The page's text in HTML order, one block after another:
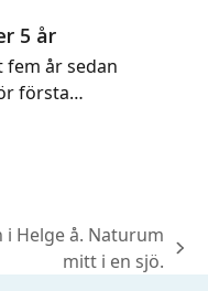
5 år
fem år sedan
första…
i Helge å. Naturum
mitt i en sjö.